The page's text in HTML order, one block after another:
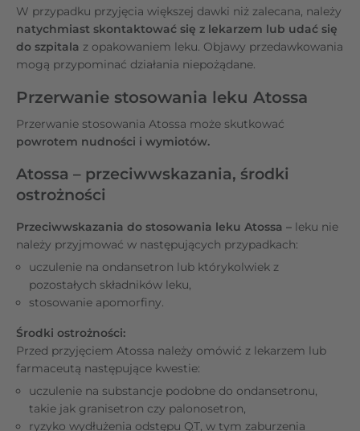
W przypadku przyjęcia większej dawki niż zalecana, należy
natychmiast skontaktować się z lekarzem lub udać się
do szpitala z opakowaniem leku. Objawy przedawkowania
mogą przypominać działania niepożądane.
Przerwanie stosowania leku Atossa
Przerwanie stosowania Atossa może skutkować
powrotem nudności i wymiotów.
Atossa – przeciwwskazania, środki
ostrożności
Przeciwwskazania do stosowania leku Atossa – leku nie
należy przyjmować w następujących przypadkach:
uczulenie na ondansetron lub którykolwiek z
pozostałych składników leku,
stosowanie apomorfiny.
Środki ostrożności:
Przed przyjęciem Atossa należy omówić z lekarzem lub
farmaceutą następujące kwestie:
uczulenie na substancje podobne do ondansetronu,
takie jak granisetron czy palonosetron,
ryzyko wydłużenia odstępu QT, w tym zaburzenia